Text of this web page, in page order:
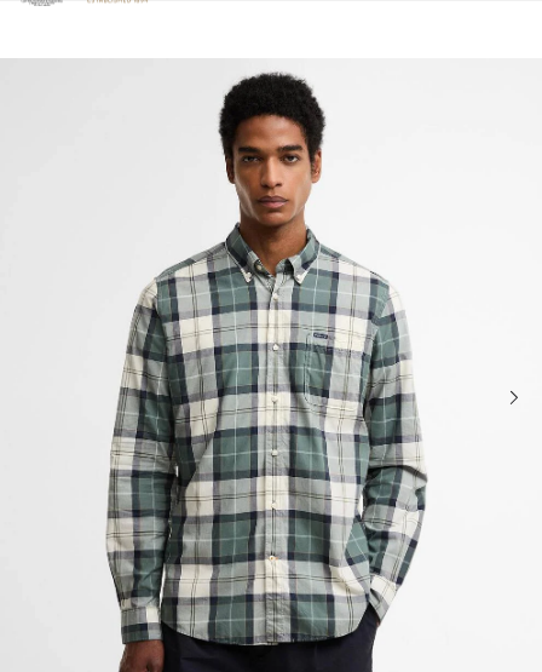
Clicca per visualizzare la nostra Dichiarazione di Accessibilità